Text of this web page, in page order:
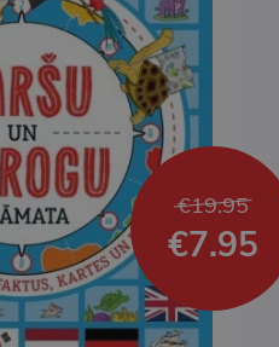
€19.95
€7.95